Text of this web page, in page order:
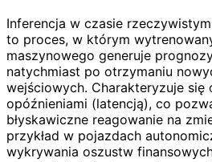
Inferencja w czasie
to proces, w którym
maszynowego generuje
natychmiast po otrzymaniu
wejściowych. Charakteryzuje się
opóźnieniami (latencją), co
błyskawiczne reagowanie na
przykład w pojazdach
wykrywania oszustw